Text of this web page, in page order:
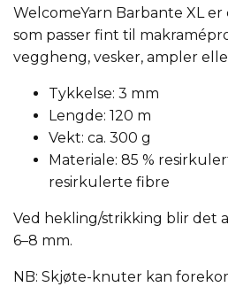
WelcomeYarn Barbante XL
som passer fint til
veggheng, vesker, ampler
Tykkelse: 3 mm
Lengde: 120 m
Vekt: ca. 300 g
Materiale: 85 %
resirkulerte fibre
Ved hekling/strikking blir det
6–8 mm.
NB: Skjøte-knuter kan